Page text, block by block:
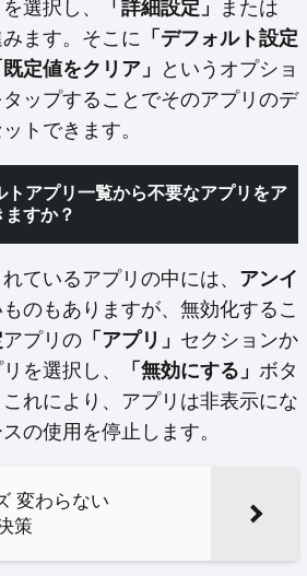
選択し、 「詳細設定」
または
ます。そこに 「デフォルト設定
既定値をクリア」
というオプショ
ップすることでそのアプリのデ
トできます。
アプリ一覧から不要なアプリをア
すか？
ているアプリの中には、 アンイ
のもありますが、無効化するこ
アプリの 「アプリ」 セクションか
を選択し、
「無効にする」 ボタ
れにより、アプリは非表示にな
の使用を停止します。
変わらない
策